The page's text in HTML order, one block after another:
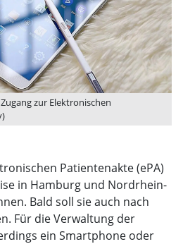
zur Elektronischen
Patientenakte (ePA)
in Hamburg und Nordrhein-
Bald soll sie auch nach
Für die Verwaltung der
ein Smartphone oder